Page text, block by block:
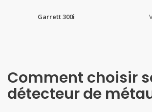
Garrett 300i
Comment choisir
détecteur de